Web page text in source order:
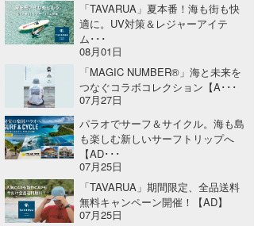
「TAVARUA」夏本番！海も街も快
適に。UV対策＆レジャーアイテ
ム･･･
08月01日
「MAGIC NUMBER®」海と未来を
つなぐコラボコレクション【A･･･
07月27日
パラオでサーフ＆サイクル。海も島
も楽しむ新しいサーフトリップへ
【AD･･･
07月25日
「TAVARUA」期間限定、全品送料
無料キャンペーン開催！【AD】
07月25日
小川予報士
上田純子
上條将美
唐澤予報士
SancheZ
ゴン
米山予報士